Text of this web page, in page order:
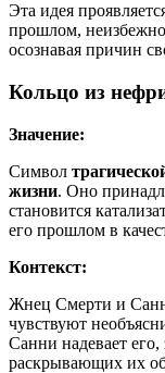
Эта идея
прошлом, неизбежно
осознавая причин
Кольцо из
Значение:
Символ
жизни. Оно
становится
его прошлом в
Контекст:
Жнец Смерти и
чувствуют
Санни надевает его,
раскрывающих их